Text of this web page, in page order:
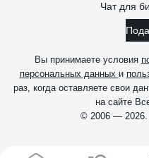
Чат для
Вы принимаете условия
персональных данных и
раз, когда оставляете свои
на сайте
© 2006 — 2026.